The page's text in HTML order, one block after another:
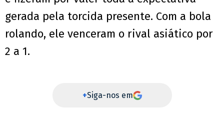
gerada pela torcida presente. Com a bola
rolando, ele venceram o rival asiático por
2 a 1.
+Siga-nos em